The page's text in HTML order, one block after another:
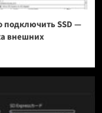
подключить SSD —
внешних